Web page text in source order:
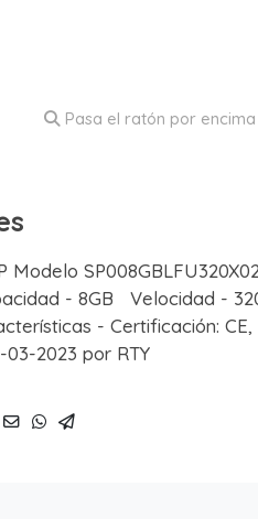
Pasa el ratón por
Modelo
- 8GB Velocidad -
- Certificación:
03-2023 por RTY